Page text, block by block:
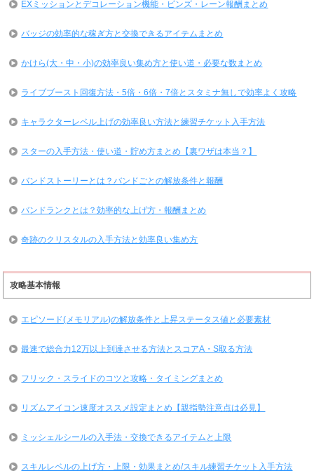
EXミッションとデコレーション機能・ピンズ・レーン報酬まとめ
バッジの効率的な稼ぎ方と交換できるアイテムまとめ
かけら(大・中・小)の効率良い集め方と使い道・必要な数まとめ
ライブブースト回復方法・5倍・6倍・7倍とスタミナ無しで効率よく攻略
キャラクターレベル上げの効率良い方法と練習チケット入手方法
スターの入手方法・使い道・貯め方まとめ【裏ワザは本当？】
バンドストーリーとは？バンドごとの解放条件と報酬
バンドランクとは？効率的な上げ方・報酬まとめ
奇跡のクリスタルの入手方法と効率良い集め方
攻略基本情報
エピソード(メモリアル)の解放条件と上昇ステータス値と必要素材
最速で総合力12万以上到達させる方法とスコアA・S取る方法
フリック・スライドのコツと攻略・タイミングまとめ
リズムアイコン速度オススメ設定まとめ【親指勢注意点は必見】
ミッシェルシールの入手法・交換できるアイテムと上限
スキルレベルの上げ方・上限・効果まとめ/スキル練習チケット入手方法